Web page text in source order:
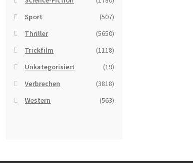
Sport
(507)
Thriller
(5650)
Trickfilm
(1118)
Unkategorisiert
(19)
Verbrechen
(3818)
Western
(563)